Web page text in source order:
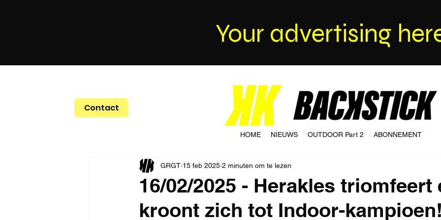
Your advertising
Contact
HOME NIEUWS OUTDOOR Part 2 ABONNEMENT
16/02/2025 - Herakles triomfeert
kroont zich tot Indoor-kampioen!
GRGT 15 feb 2025 2 minuten om te lezen